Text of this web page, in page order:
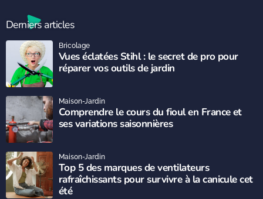
Derniers articles
Vues éclatées Stihl : le secret de pro pour
réparer vos outils de jardin
Bricolage
Comprendre le cours du fioul en France et
ses variations saisonnières
Maison-Jardin
Top 5 des marques de ventilateurs
rafraîchissants pour survivre à la canicule cet
été
Maison-Jardin